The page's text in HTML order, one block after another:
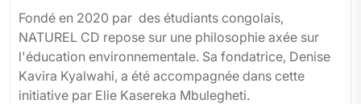
Fondé en 2020 par des étudiants congolais,
NATUREL CD repose sur une philosophie axée sur
l'éducation environnementale. Sa fondatrice, Denise
Kavira Kyalwahi, a été accompagnée dans cette
initiative par Elie Kasereka Mbulegheti.